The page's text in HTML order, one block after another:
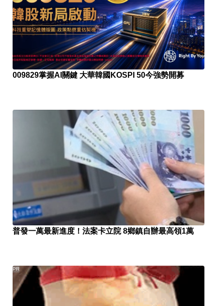
009829掌握AI關鍵 大華韓國KOSPI 50今強勢開募
普發一萬最新進度！法案卡立院 8鄉鎮自辦最高領1萬
PR